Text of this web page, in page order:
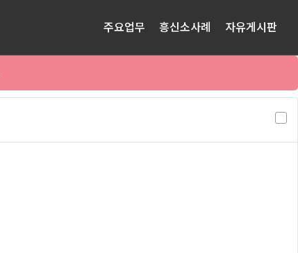
주요업무 흥신소사례 자유게시판